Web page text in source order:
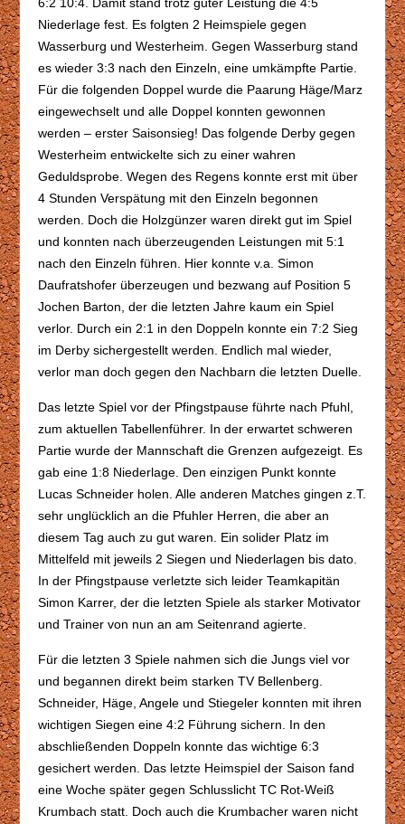
Niederlage fest. Es folgten 2 Heimspiele gegen
Wasserburg und Westerheim. Gegen Wasserburg stand
es wieder 3:3 nach den Einzeln, eine umkämpfte Partie.
Für die folgenden Doppel wurde die Paarung Häge/Marz
eingewechselt und alle Doppel konnten gewonnen
werden – erster Saisonsieg! Das folgende Derby gegen
Westerheim entwickelte sich zu einer wahren
Geduldsprobe. Wegen des Regens konnte erst mit über
4 Stunden Verspätung mit den Einzeln begonnen
werden. Doch die Holzgünzer waren direkt gut im Spiel
und konnten nach überzeugenden Leistungen mit 5:1
nach den Einzeln führen. Hier konnte v.a. Simon
Daufratshofer überzeugen und bezwang auf Position 5
Jochen Barton, der die letzten Jahre kaum ein Spiel
verlor. Durch ein 2:1 in den Doppeln konnte ein 7:2 Sieg
im Derby sichergestellt werden. Endlich mal wieder,
verlor man doch gegen den Nachbarn die letzten Duelle.
Das letzte Spiel vor der Pfingstpause führte nach Pfuhl,
zum aktuellen Tabellenführer. In der erwartet schweren
Partie wurde der Mannschaft die Grenzen aufgezeigt. Es
gab eine 1:8 Niederlage. Den einzigen Punkt konnte
Lucas Schneider holen. Alle anderen Matches gingen z.T.
sehr unglücklich an die Pfuhler Herren, die aber an
diesem Tag auch zu gut waren. Ein solider Platz im
Mittelfeld mit jeweils 2 Siegen und Niederlagen bis dato.
In der Pfingstpause verletzte sich leider Teamkapitän
Simon Karrer, der die letzten Spiele als starker Motivator
und Trainer von nun an am Seitenrand agierte.
Für die letzten 3 Spiele nahmen sich die Jungs viel vor
und begannen direkt beim starken TV Bellenberg.
Schneider, Häge, Angele und Stiegeler konnten mit ihren
wichtigen Siegen eine 4:2 Führung sichern. In den
abschließenden Doppeln konnte das wichtige 6:3
gesichert werden. Das letzte Heimspiel der Saison fand
eine Woche später gegen Schlusslicht TC Rot-Weiß
Krumbach statt. Doch auch die Krumbacher waren nicht